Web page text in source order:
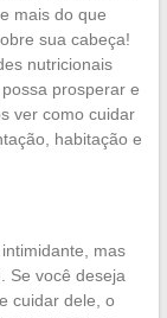
mais do que
sua cabeça!
nutricionais
prosperar e
ver como cuidar
habitação e
mas
Se você deseja
cuidar dele, o